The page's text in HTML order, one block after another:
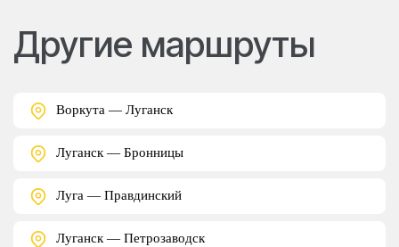
Другие маршруты
Воркута — Луганск
Луганск — Бронницы
Луга — Правдинский
Луганск — Петрозаводск